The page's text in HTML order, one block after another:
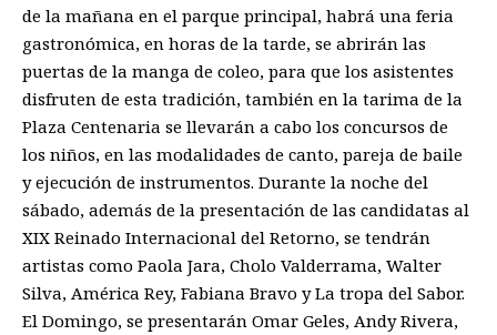
de la mañana en el parque principal, habrá una feria
gastronómica, en horas de la tarde, se abrirán las
puertas de la manga de coleo, para que los asistentes
disfruten de esta tradición, también en la tarima de la
Plaza Centenaria se llevarán a cabo los concursos de
los niños, en las modalidades de canto, pareja de baile
y ejecución de instrumentos. Durante la noche del
sábado, además de la presentación de las candidatas al
XIX Reinado Internacional del Retorno, se tendrán
artistas como Paola Jara, Cholo Valderrama, Walter
Silva, América Rey, Fabiana Bravo y La tropa del Sabor.
El Domingo, se presentarán Omar Geles, Andy Rivera,